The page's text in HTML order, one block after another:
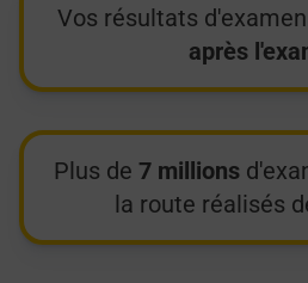
Vos résultats
après
Plus de 7 millions
la route réalisés